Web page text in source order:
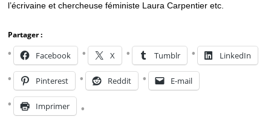
l’écrivaine et chercheuse féministe Laura Carpentier etc.
Partager :
Facebook X Tumblr LinkedIn
Pinterest Reddit E-mail
Imprimer